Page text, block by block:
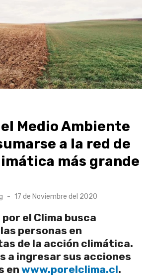
Acevedo celebra 50 años de carrera en
Sistema frontal en Pichilemu junto al
Medio Ambiente
a la red de
más grande
Publicado
17 de Noviembre del 2020
el Clima busca
personas en
de la acción climática.
a ingresar sus acciones
en www.porelclima.cl.